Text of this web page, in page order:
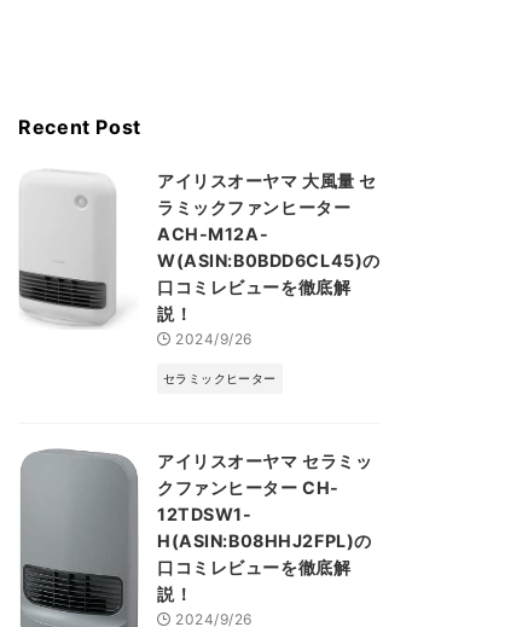
Recent Post
アイリスオーヤマ 大風量 セ
ラミックファンヒーター
ACH-M12A-
W(ASIN:B0BDD6CL45)の
口コミレビューを徹底解
説！
2024/9/26
セラミックヒーター
アイリスオーヤマ セラミッ
クファンヒーター CH-
12TDSW1-
H(ASIN:B08HHJ2FPL)の
口コミレビューを徹底解
説！
2024/9/26